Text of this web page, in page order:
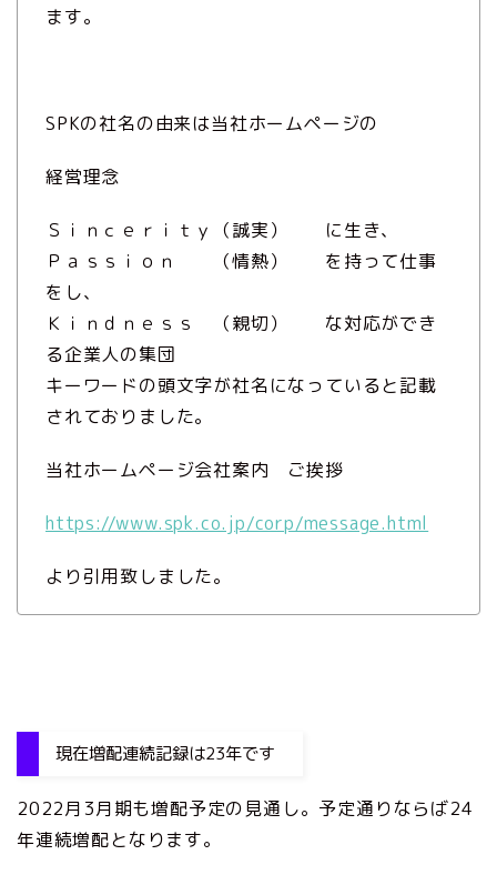
ます。
SPKの社名の由来は当社ホームページの
経営理念
Ｓｉｎｃｅｒｉｔｙ（誠実） に生き、
Ｐａｓｓｉｏｎ （情熱） を持って仕事
をし、
Ｋｉｎｄｎｅｓｓ （親切） な対応ができ
る企業人の集団
キーワードの頭文字が社名になっていると記載
されておりました。
当社ホームページ会社案内 ご挨拶
https://www.spk.co.jp/corp/message.html
より引用致しました。
現在増配連続記録は23年です
2022月3月期も増配予定の見通し。予定通りならば24
年連続増配となります。